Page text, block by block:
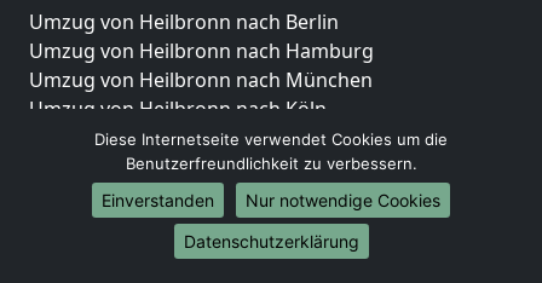
Umzug von Heilbronn nach Berlin
Umzug von Heilbronn nach Hamburg
Umzug von Heilbronn nach München
Umzug von Heilbronn nach Köln
Umzug von Heilbronn nach Frankfurt am Main
Umzug von Heilbronn nach Stuttgart
Umzug von Heilbronn nach Düsseldorf
Umzug von Heilbronn nach Leipzig
Umzug von Heilbronn nach Dortmund
Diese Internetseite verwendet Cookies um die
Benutzerfreundlichkeit zu verbessern.
Einverstanden
Nur notwendige Cookies
Datenschutzerklärung